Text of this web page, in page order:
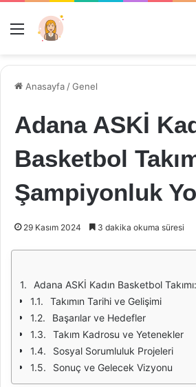
Menü
Anasayfa /Genel
Adana ASKİ
Basketbol
Şampiyonluk
29 Kasım 2024 3 dakika okuma süresi
Adana ASKİ Kadın Basketbol Takımı:
Takımın Tarihi ve Gelişimi
Başarılar ve Hedefler
Takım Kadrosu ve Yetenekler
Sosyal Sorumluluk Projeleri
Sonuç ve Gelecek Vizyonu